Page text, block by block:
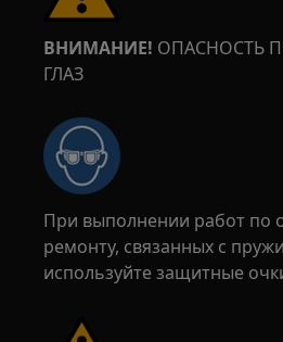
ВНИМАНИЕ! ОПАСНОСТЬ
ГЛАЗ
При выполнении работ по
ремонту, связанных с
используйте защитные